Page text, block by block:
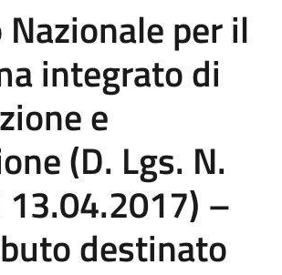
Nazionale per il
integrato di
e
(D. Lgs. N.
–
destinato